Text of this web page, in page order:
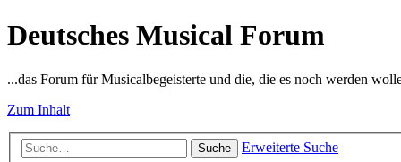
Deutsches Musical Forum
...das Forum für Musicalbegeisterte und die, die es noch werden
Zum Inhalt
Suche Erweiterte Suche